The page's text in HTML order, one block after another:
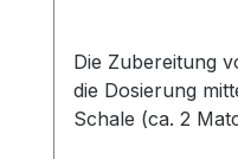
Die Zubereitung
die Dosierung
Schale (ca. 2